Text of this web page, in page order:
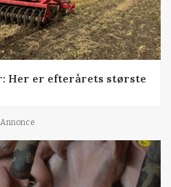
Her er efterårets største
Annonce